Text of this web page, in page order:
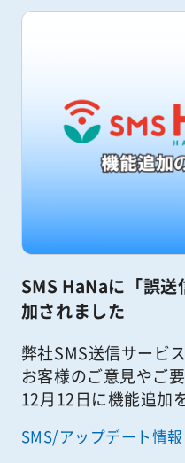
SMS HaNaに「誤
加されました
弊社SMS送信サービ
お客様のご意見やご
12月12日に機能追加
ご紹介いたします。
SMS/アップデート情報